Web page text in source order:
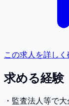
この求人を詳しく
求める経験
・監査法人等で